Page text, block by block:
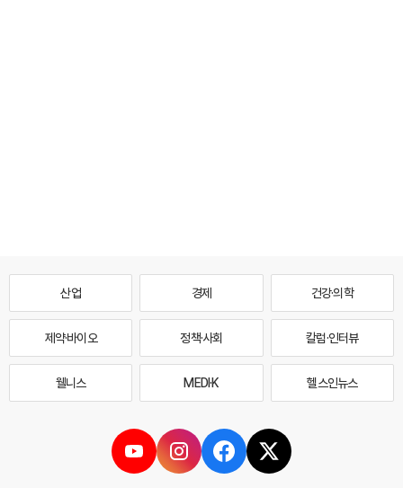
산업 경제 건강·의학
제약·바이오 정책·사회 칼럼·인터뷰
웰니스 MEDI·K 헬스인뉴스